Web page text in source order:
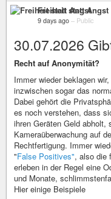
Freiheit statt Angst
9 days ago – Public
30.07.2026
Recht auf Anonymität?
Immer wieder beklagen
inzwischen sogar das
Dabei gehört die
es noch verstehen, dass
ihren Geräten Geld
Kameraüberwachung auf
Rechtfertigung. Immer
"False Positives", also die
erleben in der Regel eine
und Monate,
Hier einige Beispiele